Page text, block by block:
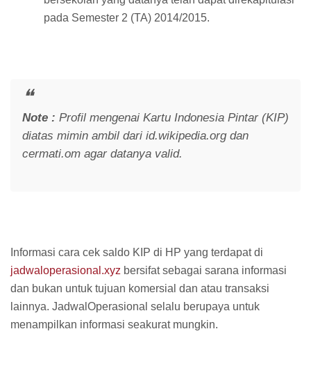
pada Semester 2 (TA) 2014/2015.
Note : Profil mengenai Kartu Indonesia Pintar (KIP)
diatas mimin ambil dari id.wikipedia.org dan
cermati.om agar datanya valid.
Informasi cara cek saldo KIP di HP yang terdapat di
jadwaloperasional.xyz bersifat sebagai sarana informasi
dan bukan untuk tujuan komersial dan atau transaksi
lainnya. JadwalOperasional selalu berupaya untuk
menampilkan informasi seakurat mungkin.